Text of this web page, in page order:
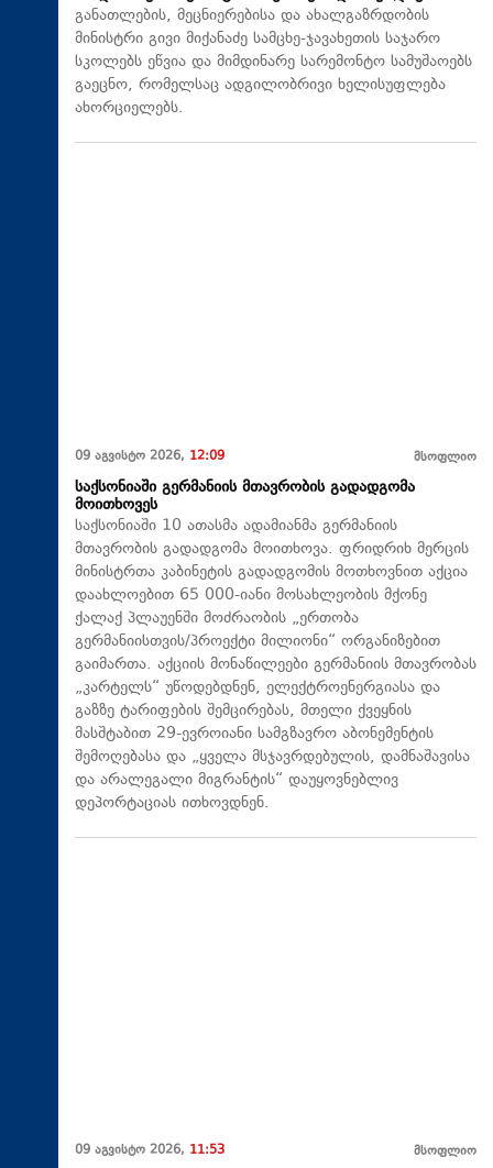
განათლების, მეცნიერებისა და ახალგაზრდობის
მინისტრი გივი მიქანაძე სამცხე-ჯავახეთის საჯარო
სკოლებს ეწვია და მიმდინარე სარემონტო სამუშაოებს
გაეცნო, რომელსაც ადგილობრივი ხელისუფლება
ახორციელებს.
09 აგვისტო 2026, 12:09 მსოფლიო
საქსონიაში გერმანიის მთავრობის გადადგომა
მოითხოვეს
საქსონიაში 10 ათასმა ადამიანმა გერმანიის
მთავრობის გადადგომა მოითხოვა. ფრიდრიხ მერცის
მინისტრთა კაბინეტის გადადგომის მოთხოვნით აქცია
დაახლოებით 65 000-იანი მოსახლეობის მქონე
ქალაქ პლაუენში მოძრაობის „ერთობა
გერმანიისთვის/პროექტი მილიონი“ ორგანიზებით
გაიმართა. აქციის მონაწილეები გერმანიის მთავრობას
„კარტელს“ უწოდებდნენ, ელექტროენერგიასა და
გაზზე ტარიფების შემცირებას, მთელი ქვეყნის
მასშტაბით 29-ევროიანი სამგზავრო აბონემენტის
შემოღებასა და „ყველა მსჯავრდებულის, დამნაშავისა
და არალეგალი მიგრანტის“ დაუყოვნებლივ
დეპორტაციას ითხოვდნენ.
09 აგვისტო 2026, 11:53 მსოფლიო